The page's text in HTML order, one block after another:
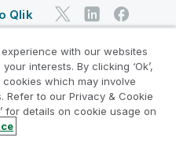
Qlik
положения
Товарные знаки
with our websites
interests. By clicking ‘Ok’,
which may involve
Refer to our Privacy & Cookie
for details on cookie usage on